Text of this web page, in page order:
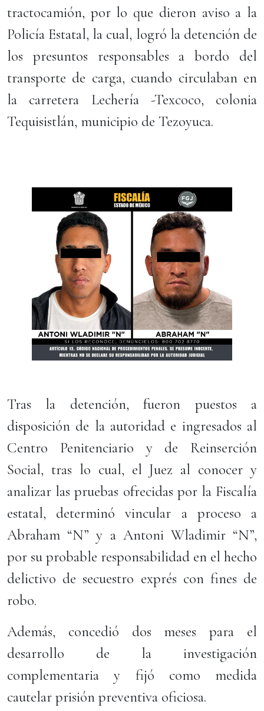
tractocamión, por lo que dieron aviso a la
Policía Estatal, la cual, logró la detención de
los presuntos responsables a bordo del
transporte de carga, cuando circulaban en
la carretera Lechería -Texcoco, colonia
Tequisistlán, municipio de Tezoyuca.
Tras la detención, fueron puestos a
disposición de la autoridad e ingresados al
Centro Penitenciario y de Reinserción
Social, tras lo cual, el Juez al conocer y
analizar las pruebas ofrecidas por la Fiscalía
estatal, determinó vincular a proceso a
Abraham “N” y a Antoni Wladimir “N”,
por su probable responsabilidad en el hecho
delictivo de secuestro exprés con fines de
robo.
Además, concedió dos meses para el
desarrollo de la investigación
complementaria y fijó como medida
cautelar prisión preventiva oficiosa.